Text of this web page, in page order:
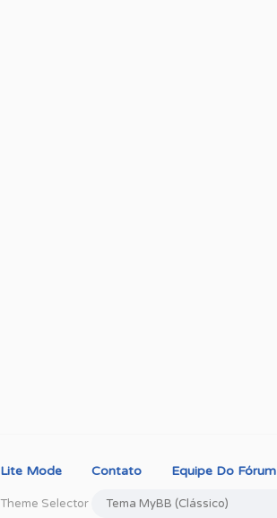
Lite Mode Contato Equipe Do Fórum
Theme Selector